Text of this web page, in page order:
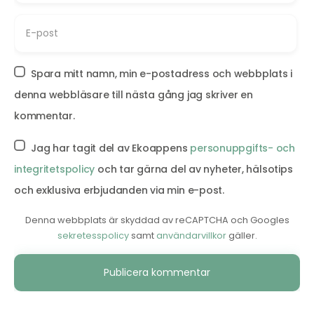
Spara mitt namn, min e-postadress och webbplats i
denna webbläsare till nästa gång jag skriver en
kommentar.
Jag har tagit del av Ekoappens personuppgifts- och
integritetspolicy och tar gärna del av nyheter, hälsotips
och exklusiva erbjudanden via min e-post.
Denna webbplats är skyddad av reCAPTCHA och Googles
sekretesspolicysamtanvändarvillkorgäller.
Alternative: